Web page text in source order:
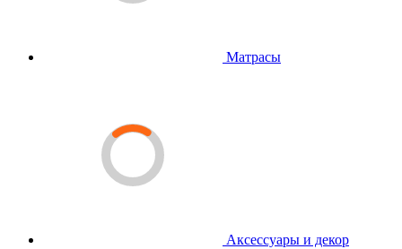
Матрасы
Аксессуары и декор